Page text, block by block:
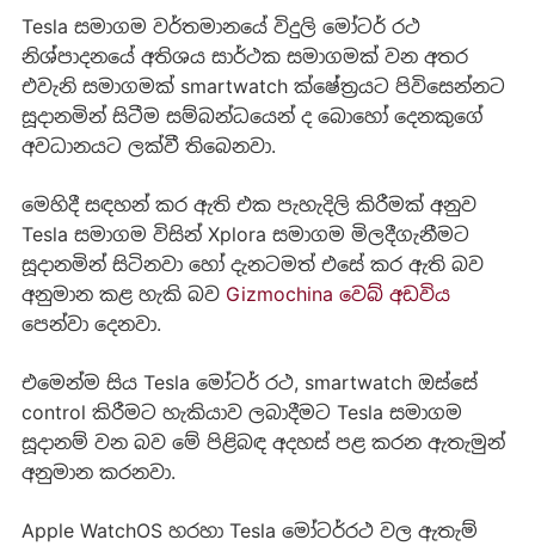
Tesla සමාගම වර්තමානයේ විදුලි මෝටර් රථ
නිශ්පාදනයේ අතිශය සාර්ථක සමාගමක් වන අතර
එවැනි සමාගමක් smartwatch ක්ෂේත්‍රයට පිවිසෙන්නට
සූදානමින් සිටීම සම්බන්ධයෙන් ද බොහෝ දෙනකුගේ
අවධානයට ලක්වී තිබෙනවා.
මෙහිදී සඳහන් කර ඇති එක පැහැදිලි කිරීමක් අනුව
Tesla සමාගම විසින් Xplora සමාගම මිලදීගැනීමට
සූදානමින් සිටිනවා හෝ දැනටමත් එසේ කර ඇති බව
අනුමාන කළ හැකි බව Gizmochina වෙබ් අඩවිය
පෙන්වා දෙනවා.
එමෙන්ම සිය Tesla මෝටර් රථ, smartwatch ඔස්සේ
control කිරීමට හැකියාව ලබාදීමට Tesla සමාගම
සූදානම් වන බව මේ පිළිබඳ අදහස් පළ කරන ඇතැමුන්
අනුමාන කරනවා.
Apple WatchOS හරහා Tesla මෝටර්රථ වල ඇතැම්